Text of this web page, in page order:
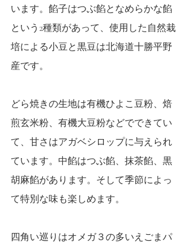
います。餡子はつぶ餡となめらかな餡
という2種類があって、使用した自然栽
培による小豆と黒豆は北海道十勝平野
産です。
どら焼きの生地は有機ひよこ豆粉、焙
煎玄米粉、有機大豆粉などでできてい
て、甘さはアガベシロップに与えられ
ています。中餡はつぶ餡、抹茶餡、黒
胡麻餡があります。そして季節によっ
て特別な味も楽しめます。
四角い巡りはオメガ３の多いえごまパ